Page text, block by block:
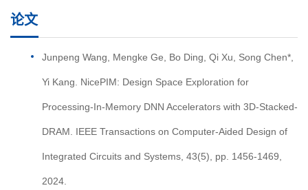
论文
Junpeng Wang, Mengke Ge, Bo Ding, Qi Xu, Song Chen*,
Yi Kang. NicePIM: Design Space Exploration for
Processing-In-Memory DNN Accelerators with 3D-Stacked-
DRAM. IEEE Transactions on Computer-Aided Design of
Integrated Circuits and Systems, 43(5), pp. 1456-1469,
2024.